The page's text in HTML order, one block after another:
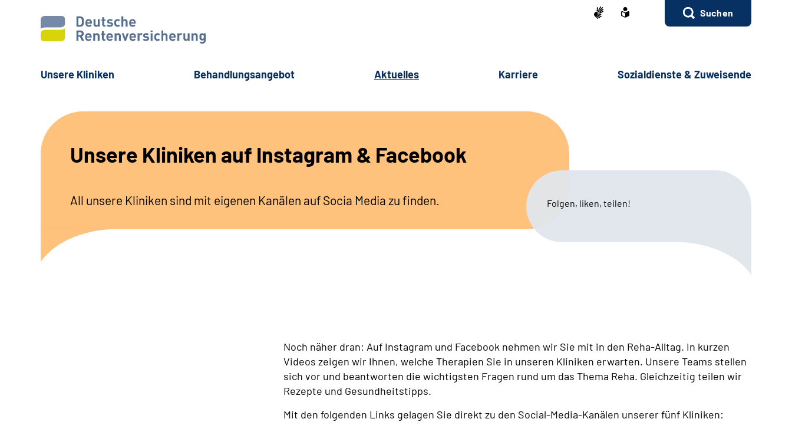
Suchen
Unsere Kliniken Behandlungsangebot Aktuelles Karriere Sozialdienste & Zuweisende
Unsere Kliniken auf Instagram & Facebook
All unsere Kliniken sind mit eigenen Kanälen auf Socia Media zu finden. Folgen, liken, teilen!
Noch näher dran: Auf Instagram und Facebook nehmen wir Sie mit in den Reha-Alltag. In kurzen
Videos zeigen wir Ihnen, welche Therapien Sie in unseren Kliniken erwarten. Unsere Teams stellen
sich vor und beantworten die wichtigsten Fragen rund um das Thema Reha. Gleichzeitig teilen wir
Rezepte und Gesundheitstipps.
Mit den folgenden Links gelagen Sie direkt zu den Social-Media-Kanälen unserer fünf Kliniken: